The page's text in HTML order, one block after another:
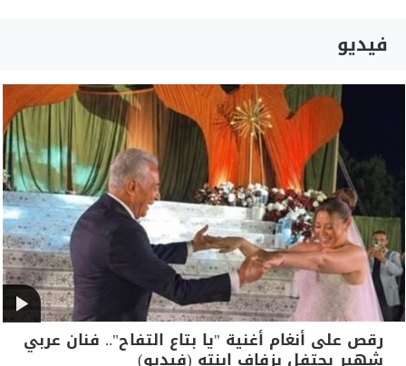
فيديو
رقص على أنغام أغنية "يا بتاع التفاح".. فنان عربي
شهير يحتفل بزفاف ابنته (فيديو)